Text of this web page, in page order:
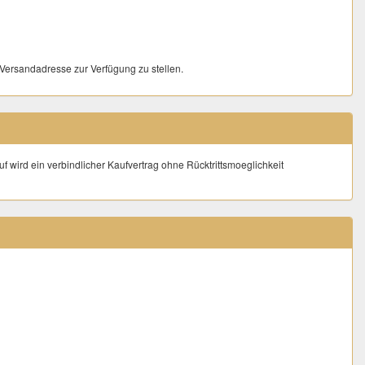
zur Verfügung zu stellen.
sofort nach dem Kauf über das auf numisauktion bereitgestellte
wird ein verbindlicher Kaufvertrag ohne Rücktrittsmoeglichkeit